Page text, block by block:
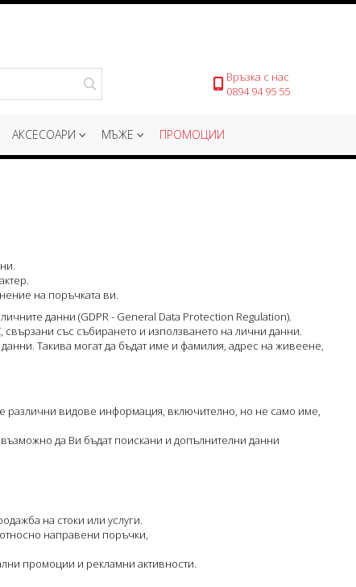
Търсене
Връзка с нас
0894 94 95 55
АКСЕСОАРИ МЪЖЕ ПРОМОЦИИ
на поръчката ви.
данни (GDPR - General Data Protection Regulation).
със събирането и използването на лични данни.
Такива могат да бъдат име и фамилия, адрес на живеене,
различни видове информация, включително, но не само име,
да Ви бъдат поискани и допълнителни данни
на стоки или услуги.
направени поръчки,
промоции и рекламни активности.